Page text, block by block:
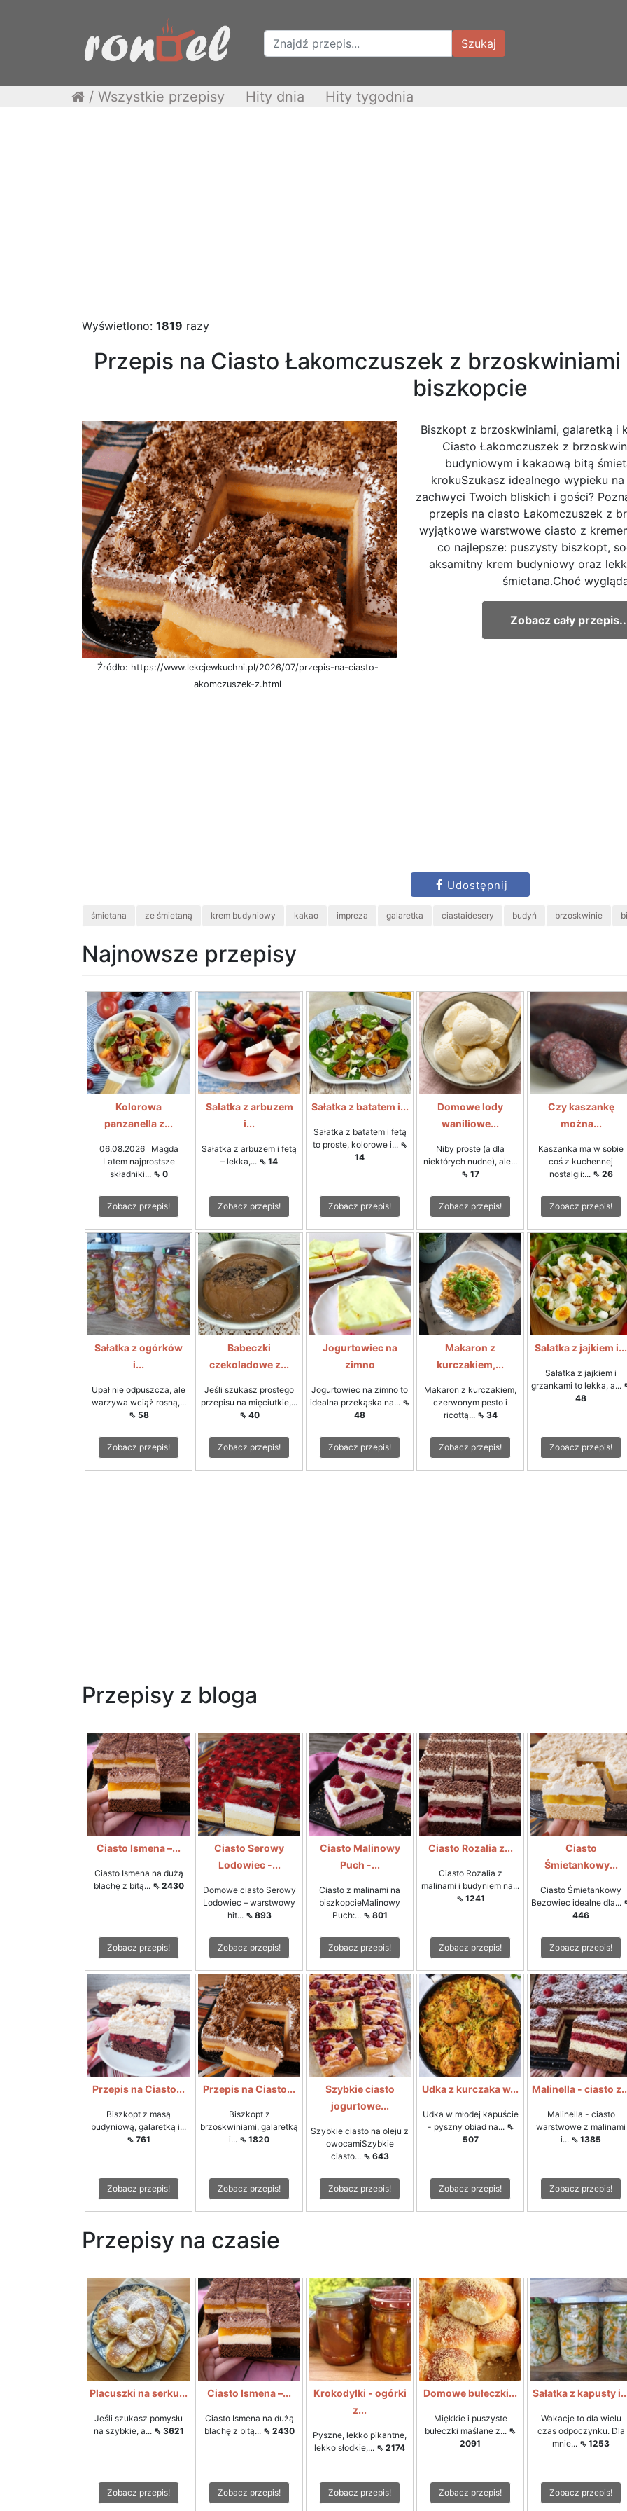
Szukaj
/ Wszystkie przepisy Hity dnia Hity tygodnia
Wyświetlono: 1819 razy
Przepis na Ciasto Łakomczuszek z
biszkopcie
Źródło: https://www.lekcjewkuchni.pl/2026/07/przepis-na-ciasto-
akomczuszek-z.html
Biszkopt z brzoskwiniami, galaretką i
Ciasto Łakomczuszek z
budyniowym i kakaową bitą
krokuSzukasz idealnego wypieku
zachwyci Twoich bliskich i gości?
przepis na ciasto Łakomczuszek z
wyjątkowe warstwowe ciasto z
co najlepsze: puszysty biszkopt,
aksamitny krem budyniowy oraz
śmietana.Choć
Zobacz cały
Udostępnij
śmietana ze śmietaną krem budyniowy kakao impreza galaretka ciastaidesery budyń brzoskwinie
Najnowsze przepisy
Kolorowa
panzanella z...
06.08.2026 Magda
Latem najprostsze
składniki... ⇖ 0
Zobacz przepis!
Sałatka z arbuzem
i...
Sałatka z arbuzem i fetą
– lekka,... ⇖ 14
Zobacz przepis!
Sałatka z batatem i...
Sałatka z batatem i fetą
to proste, kolorowe i... ⇖
14
Zobacz przepis!
Domowe lody
waniliowe...
Niby proste (a dla
niektórych nudne), ale...
⇖ 17
Zobacz przepis!
Czy kaszankę
można...
Kaszanka ma w sobie
coś z kuchennej
nostalgii:... ⇖ 26
Zobacz przepis!
Sałatka z ogórków
i...
Upał nie odpuszcza, ale
warzywa wciąż rosną,...
⇖ 58
Zobacz przepis!
Babeczki
czekoladowe z...
Jeśli szukasz prostego
przepisu na mięciutkie,...
⇖ 40
Zobacz przepis!
Jogurtowiec na
zimno
Jogurtowiec na zimno to
idealna przekąska na... ⇖
48
Zobacz przepis!
Makaron z
kurczakiem,...
Makaron z kurczakiem,
czerwonym pesto i
ricottą... ⇖ 34
Zobacz przepis!
Sałatka z jajkiem i...
Sałatka z jajkiem i
grzankami to lekka, a...
48
Zobacz przepis!
Przepisy z bloga
Ciasto Ismena –...
Ciasto Ismena na dużą
blachę z bitą... ⇖ 2430
Zobacz przepis!
Ciasto Serowy
Lodowiec -...
Domowe ciasto Serowy
Lodowiec – warstwowy
hit... ⇖ 893
Zobacz przepis!
Ciasto Malinowy
Puch -...
Ciasto z malinami na
biszkopcieMalinowy
Puch:... ⇖ 801
Zobacz przepis!
Ciasto Rozalia z...
Ciasto Rozalia z
malinami i budyniem na...
⇖ 1241
Zobacz przepis!
Ciasto
Śmietankowy...
Ciasto Śmietankowy
Bezowiec idealne dla...
446
Zobacz przepis!
Przepis na Ciasto...
Biszkopt z masą
budyniową, galaretką i...
⇖ 761
Zobacz przepis!
Przepis na Ciasto...
Biszkopt z
brzoskwiniami, galaretką
i... ⇖ 1820
Zobacz przepis!
Szybkie ciasto
jogurtowe...
Szybkie ciasto na oleju z
owocamiSzybkie
ciasto... ⇖ 643
Zobacz przepis!
Udka z kurczaka w...
Udka w młodej kapuście
- pyszny obiad na... ⇖
507
Zobacz przepis!
Malinella - ciasto
Malinella - ciasto
warstwowe z malinami
i... ⇖ 1385
Zobacz przepis!
Przepisy na czasie
Placuszki na serku...
Jeśli szukasz pomysłu
na szybkie, a... ⇖ 3621
Zobacz przepis!
Ciasto Ismena –...
Ciasto Ismena na dużą
blachę z bitą... ⇖ 2430
Zobacz przepis!
Krokodylki - ogórki
z...
Pyszne, lekko pikantne,
lekko słodkie,... ⇖ 2174
Zobacz przepis!
Domowe bułeczki...
Miękkie i puszyste
bułeczki maślane z... ⇖
2091
Zobacz przepis!
Sałatka z kapusty
Wakacje to dla wielu
czas odpoczynku. Dla
mnie... ⇖ 1253
Zobacz przepis!